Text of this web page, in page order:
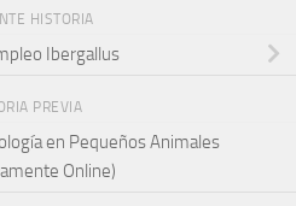
HISTORIA
Ibergallus
PREVIA
en Pequeños Animales
Online)